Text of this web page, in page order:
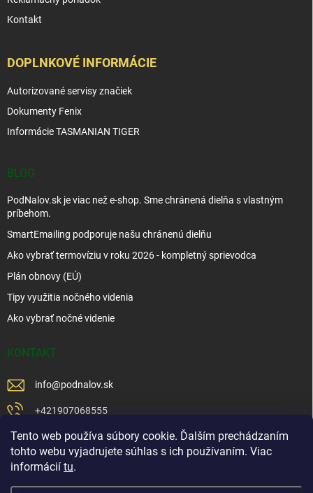
Tento web používa súbory cookie. Ďalším prechádzaním
tohto webu vyjadrujete súhlas s ich používaním. Viac
informácií tu.
Kontakt
DOPLNKOVÉ INFORMÁCIE
Autorizované servisy značiek
Dokumenty Fenix
Informácie TASMANIAN TIGER
BLOG
PodNalov.sk je viac než e-shop. Sme chránená dielňa s vlastným
príbehom.
SmartEmailing podporuje našu chránenú dielňu
Ako vybrať termovíziu v roku 2026 - kompletný sprievodca
Plán obnovy (EÚ)
Tipy využitia nočného videnia
Ako vybrať nočné videnie
KONTAKT
info@podnalov.sk
+421907068555
+421902479599
https://www.facebook.com/www.podnalov.sk
podnalov